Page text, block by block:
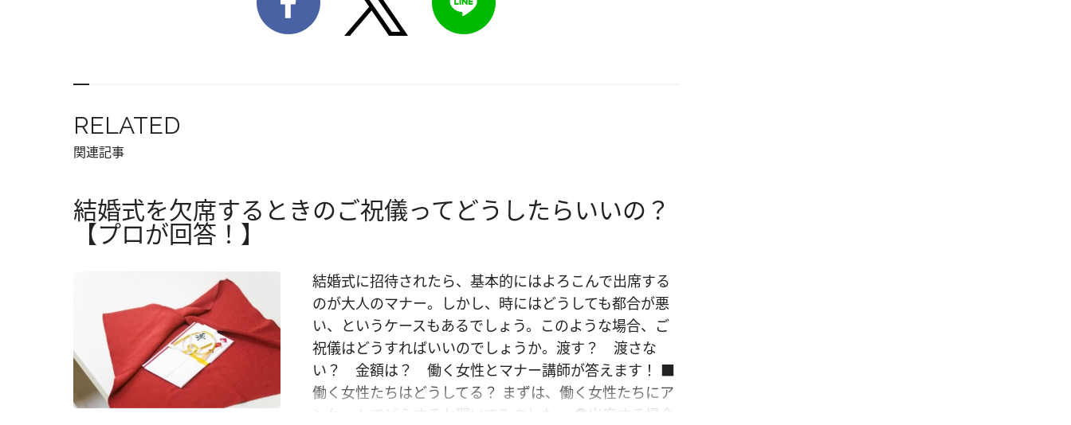
RELATED
関連記事
結婚式を欠席するときのご祝儀ってどうしたらいいの？
【プロが回答！】
結婚式に招待されたら、基本的にはよろこんで出席する
のが大人のマナー。しかし、時にはどうしても都合が悪
い、というケースもあるでしょう。このような場合、ご
祝儀はどうすればいいのでしょうか。渡す？ 渡さな
い？ 金額は？ 働く女性とマナー講師が答えます！ ■
働く女性たちはどうしてる？ まずは、働く女性たちにア
ンケートでどうするか聞いてみました。 ●出席する場合